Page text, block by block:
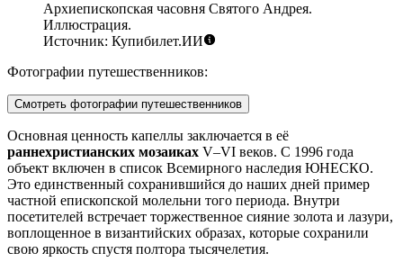
Архиепископская часовня Святого Андрея.
Иллюстрация.
Источник: Купибилет.ИИ
Фотографии путешественников:
Смотреть фотографии путешественников
Основная ценность капеллы заключается в её
раннехристианских мозаиках V–VI веков. С 1996 года
объект включен в список Всемирного наследия ЮНЕСКО.
Это единственный сохранившийся до наших дней пример
частной епископской молельни того периода. Внутри
посетителей встречает торжественное сияние золота и лазури,
воплощенное в византийских образах, которые сохранили
свою яркость спустя полтора тысячелетия.